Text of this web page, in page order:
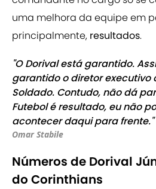
uma melhora da equipe em
principalmente, resultados.
"O Dorival está garantido.
garantido o diretor executivo
Soldado. Contudo, não dá
Futebol é resultado, eu não
acontecer daqui para frente."
Omar Stabile
Números de Dorival
do Corinthians